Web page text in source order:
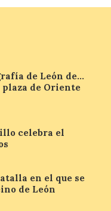
se
de
a
de León de…
plaza de Oriente
celebra el
en el que se
de León